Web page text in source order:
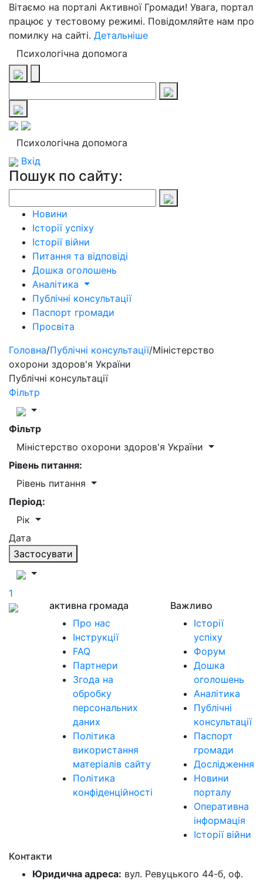
Вітаємо на порталі Активної Громади! Увага, портал
працює у тестовому режимі. Повідомляйте нам про
помилку на сайті. Детальніше
Психологічна допомога
Психологічна допомога
Вхід
Пошук по сайту:
Новини
Історії успіху
Історії війни
Питання та відповіді
Дошка оголошень
Аналітика
Публічні консультації
Паспорт громади
Просвіта
Головна/Публічні консультації/Міністерство
охорони здоров'я України
Публічні консультації
Фільтр
Фільтр
Міністерство охорони здоров'я України
Рівень питання:
Рівень питання
Період:
Рік
Дата
Застосувати
1
активна громада
Про нас
Інструкції
FAQ
Партнери
Згода на
обробку
персональних
даних
Політика
використання
матеріалів сайту
Політика
конфіденційності
Важливо
Історії
успіху
Форум
Дошка
оголошень
Аналітика
Публічні
консультації
Паспорт
громади
Дослідження
Новини
порталу
Оперативна
інформація
Історії війни
Контакти
Юридична адреса: вул. Ревуцького 44-б, оф.